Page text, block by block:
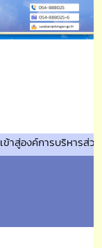
าสู่องค์การบริหารส่ว